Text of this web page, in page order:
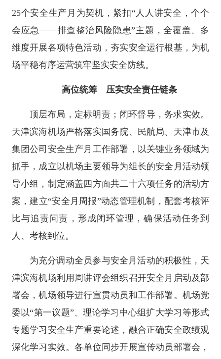
25个安全生产月为契机，紧扣“人人讲安全，个个
会应急——排查整治风险隐患”主题，全覆盖、多
维度开展各项特色活动，夯实安全运行根基，为机
场平稳有序运营筑牢坚实安全防线。
高位统筹 压实安全责任链条
顶层布局，定标明责；闭环督导，务求实效。
天津滨海机场严格落实国务院、民航局、天津市及
集团公司安全生产月工作部署，以关键业务领域为
抓手，成立以机场主要领导为组长的安全月活动领
导小组，制定涵盖四方面共二十六项任务的活动方
案，建立“安全月周报”动态管理机制，配套考核评
比与追责问责，形成闭环管理，确保活动任务到
人、考核到位。
为充分调动全员参与安全月活动的积极性，天
津滨海机场利用周讲评会组织召开安全月启动及部
署会，机场领导进行宣贯动员和工作部署。机场党
委以“第一议题”、理论学习中心组扩大学习等形式
专题学习安全生产重要论述，融合正确安全政绩观
深化学习实效。各单位同步开展宣传动员部署会，